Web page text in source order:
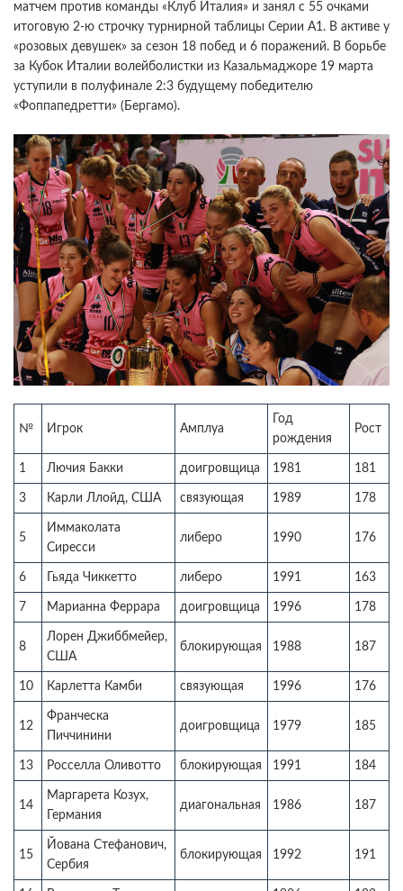
матчем против команды «Клуб Италия» и занял с 55 очками
итоговую 2-ю строчку турнирной таблицы Серии А1. В активе у
«розовых девушек» за сезон 18 побед и 6 поражений. В борьбе
за Кубок Италии волейболистки из Казальмаджоре 19 марта
уступили в полуфинале 2:3 будущему победителю
«Фоппапедретти» (Бергамо).
№ Игрок Амплуа
Год
рождения
Рост
1 Лючия Бакки доигровщица 1981 181
3 Карли Ллойд, США связующая 1989 178
5
Иммаколата
Сиресси
либеро 1990 176
6 Гьяда Чиккетто либеро 1991 163
7 Марианна Феррара доигровщица 1996 178
8
Лорен Джиббмейер,
США
блокирующая 1988 187
10 Карлетта Камби связующая 1996 176
12
Франческа
Пиччинини
доигровщица 1979 185
13 Росселла Оливотто блокирующая 1991 184
14
Маргарета Козух,
Германия
диагональная 1986 187
15
Йована Стефанович,
Сербия
блокирующая 1992 191